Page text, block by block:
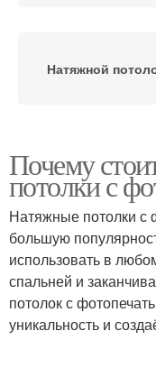
Натяжной
Почему
потолки с
Натяжные потолки с
большую
использовать в
спальней и
потолок с
уникальность и